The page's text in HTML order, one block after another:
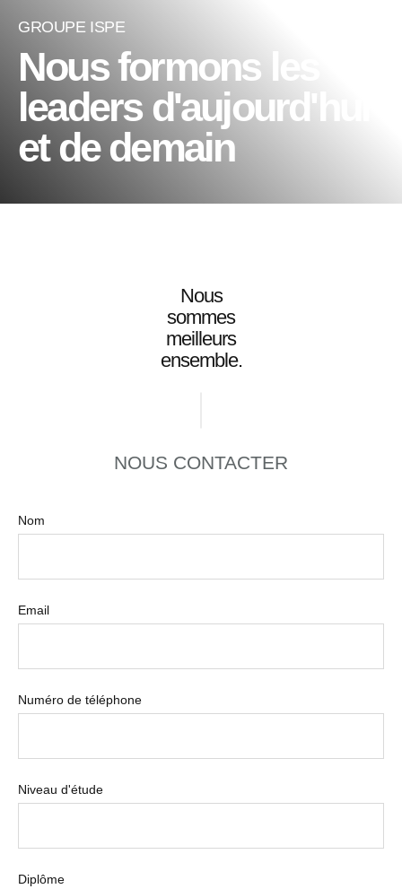
GROUPE ISPE
Nous formons les
leaders d'aujourd'hui
et de demain
Nous
sommes
meilleurs
ensemble.
NOUS CONTACTER
Nom
Email
Numéro de téléphone
Niveau d'étude
Diplôme